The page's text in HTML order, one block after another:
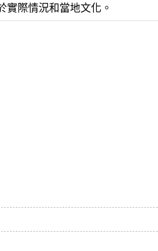
實際情況和當地文化。